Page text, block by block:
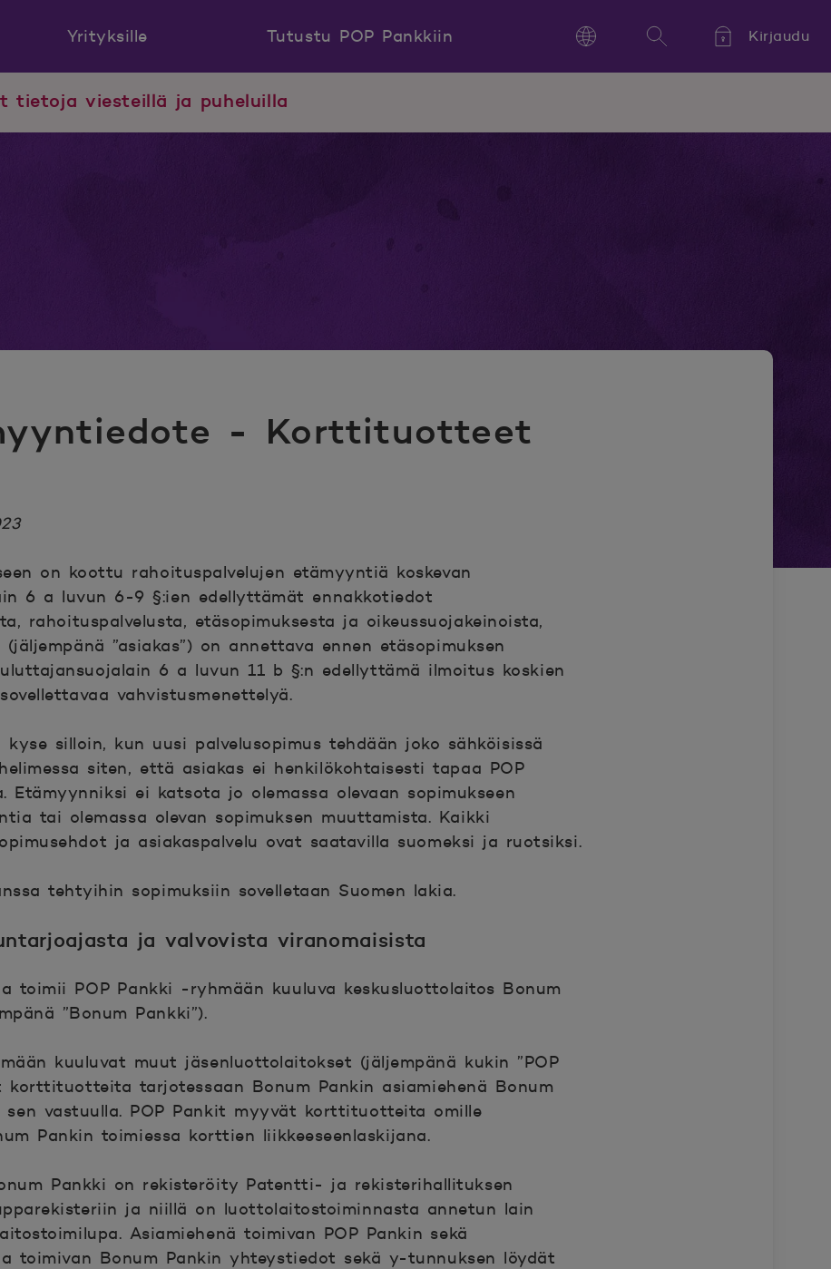
Yrityksille
Tutustu POP Pankkiin
Kieli,
Language Hae
Kirjaudu
tietoja viesteillä ja puheluilla
- Korttituotteet
on koottu rahoituspalvelujen etämyyntiä koskevan
6 a luvun 6-9 §:ien edellyttämät ennakkotiedot
rahoituspalvelusta, etäsopimuksesta ja oikeussuojakeinoista,
”asiakas”) on annettava ennen etäsopimuksen
6 a luvun 11 b §:n edellyttämä ilmoitus koskien
vahvistusmenettelyä.
silloin, kun uusi palvelusopimus tehdään joko sähköisissä
siten, että asiakas ei henkilökohtaisesti tapaa POP
Etämyynniksi ei katsota jo olemassa olevaan sopimukseen
tai olemassa olevan sopimuksen muuttamista. Kaikki
ja asiakaspalvelu ovat saatavilla suomeksi ja ruotsiksi.
tehtyihin sopimuksiin sovelletaan Suomen lakia.
ja valvovista viranomaisista
toimii POP Pankki -ryhmään kuuluva keskusluottolaitos Bonum
”Bonum Pankki”).
kuuluvat muut jäsenluottolaitokset (jäljempänä kukin ”POP
korttituotteita tarjotessaan Bonum Pankin asiamiehenä Bonum
sen vastuulla. POP Pankit myyvät korttituotteita omille
Pankin toimiessa korttien liikkeeseenlaskijana.
Pankki on rekisteröity Patentti- ja rekisterihallituksen
ja niillä on luottolaitostoiminnasta annetun lain
Asiamiehenä toimivan POP Pankin sekä
toimivan Bonum Pankin yhteystiedot sekä y-tunnuksen löydät